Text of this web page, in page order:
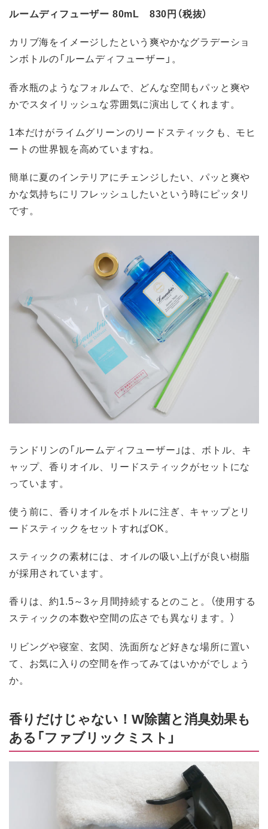
ルームディフューザー 80mL 830円（税抜）
カリブ海をイメージしたという爽やかなグラデーショ
ンボトルの「ルームディフューザー」。
香水瓶のようなフォルムで、どんな空間もパッと爽や
かでスタイリッシュな雰囲気に演出してくれます。
1本だけがライムグリーンのリードスティックも、モヒ
ートの世界観を高めていますね。
簡単に夏のインテリアにチェンジしたい、パッと爽や
かな気持ちにリフレッシュしたいという時にピッタリ
です。
ランドリンの「ルームディフューザー」は、ボトル、キ
ャップ、香りオイル、リードスティックがセットにな
っています。
使う前に、香りオイルをボトルに注ぎ、キャップとリ
ードスティックをセットすればOK。
スティックの素材には、オイルの吸い上げが良い樹脂
が採用されています。
香りは、約1.5～3ヶ月間持続するとのこと。（使用する
スティックの本数や空間の広さでも異なります。）
リビングや寝室、玄関、洗面所など好きな場所に置い
て、お気に入りの空間を作ってみてはいかがでしょう
か。
香りだけじゃない！W除菌と消臭効果も
ある「ファブリックミスト」